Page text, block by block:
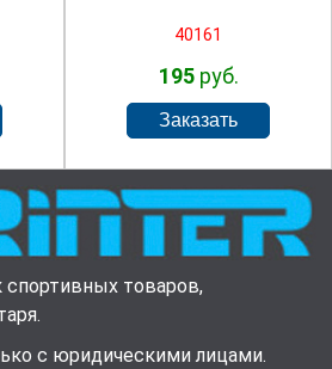
40161
195руб.
товаров,
с юридическими лицами.